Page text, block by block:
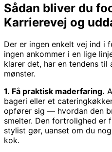
Sådan bliver du
Karrierevej og
Der er ingen enkelt vej ind i
ingen ankommer i en lige
klarer det, har en tendens
mønster.
1. Få praktisk maderfaring.
bageri eller et
opfører sig — hvordan den
smelter. Den fortrolighed er
stylist gør, uanset om du
kok.